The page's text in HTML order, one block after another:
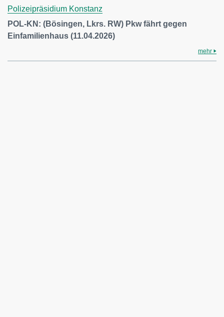
Polizeipräsidium Konstanz
POL-KN: (Bösingen, Lkrs. RW) Pkw fährt gegen
Einfamilienhaus (11.04.2026)
mehr